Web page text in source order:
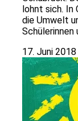
lohnt sich. In
die Umwelt
Schülerinnen
17. Juni 2018